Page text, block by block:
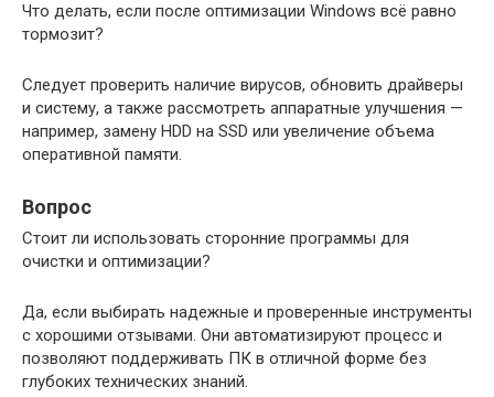
Что делать, если после оптимизации Windows всё равно
тормозит?
Следует проверить наличие вирусов, обновить драйверы
и систему, а также рассмотреть аппаратные улучшения —
например, замену HDD на SSD или увеличение объема
оперативной памяти.
Вопрос
Стоит ли использовать сторонние программы для
очистки и оптимизации?
Да, если выбирать надежные и проверенные инструменты
с хорошими отзывами. Они автоматизируют процесс и
позволяют поддерживать ПК в отличной форме без
глубоких технических знаний.